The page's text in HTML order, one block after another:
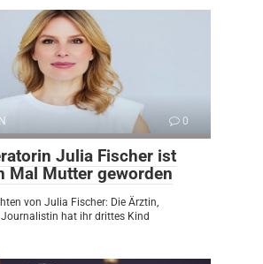
0
Julia Fischer ist
Mal Mutter geworden
von Julia Fischer: Die Ärztin,
hat ihr drittes Kind